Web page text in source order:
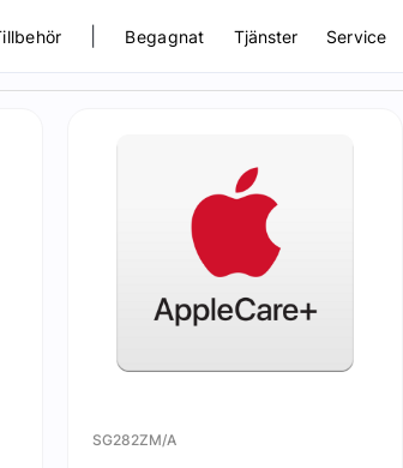
Begagnat Tjänster Service
SG282ZM/A